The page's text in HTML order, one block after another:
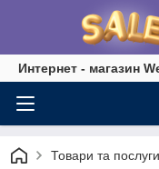
Интернет - магазин
Товари та послуги